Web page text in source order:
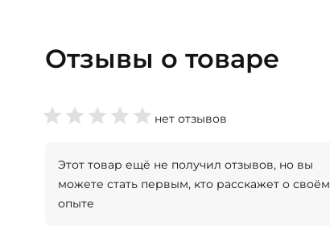
Отзывы о товаре
нет отзывов
Этот товар ещё не получил отзывов, но вы
можете стать первым, кто расскажет о своём
опыте